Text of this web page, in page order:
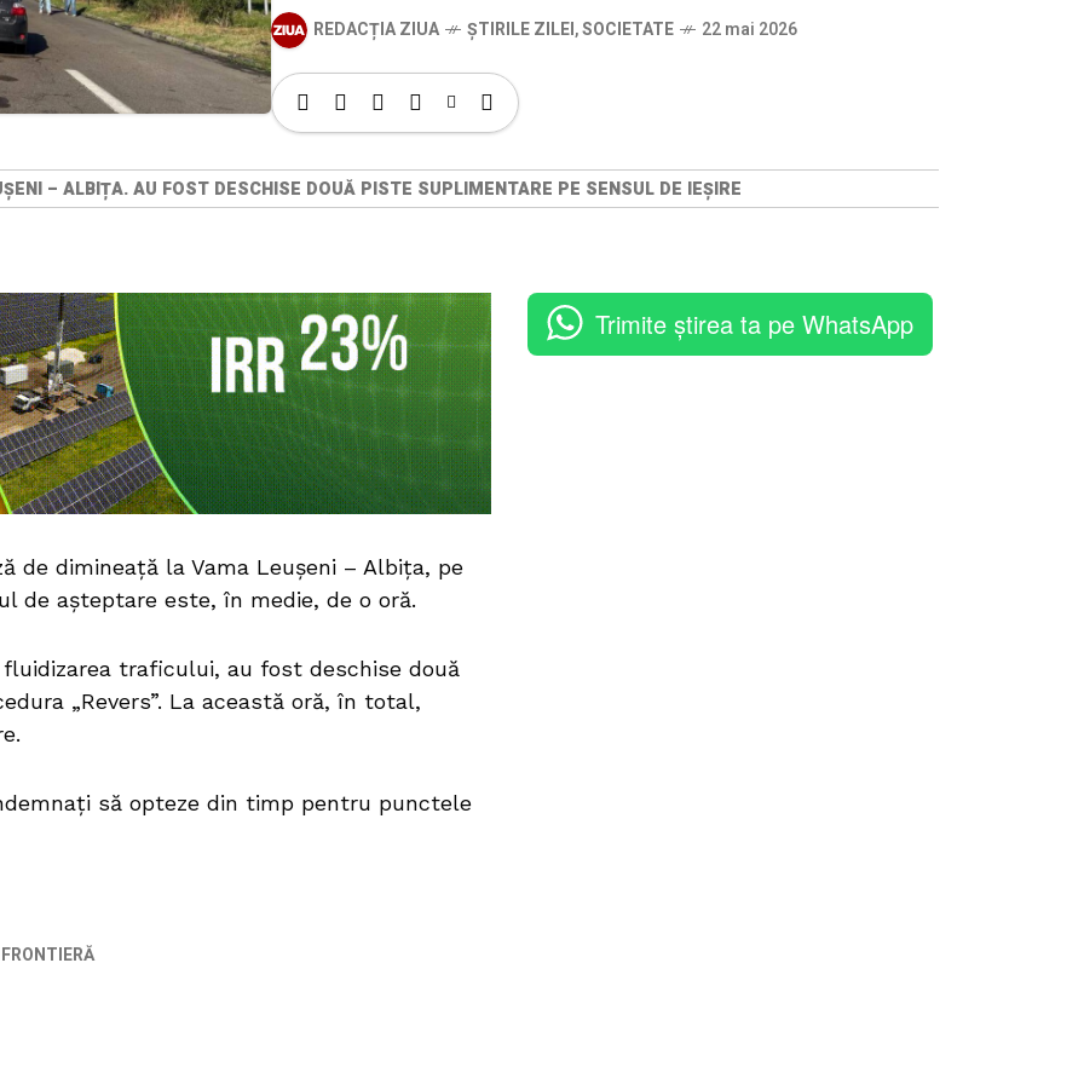
REDACȚIA ZIUA ȘTIRILE ZILEI,SOCIETATE 22 mai 2026
– ALBIȚA. AU FOST DESCHISE DOUĂ PISTE SUPLIMENTARE PE SENSUL DE IEȘIRE
de dimineață la Vama Leușeni – Albița, pe
de așteptare este, în medie, de o oră.
traficului, au fost deschise două
„Revers”. La această oră, în total,
să opteze din timp pentru punctele
Trimite știrea ta pe WhatsApp